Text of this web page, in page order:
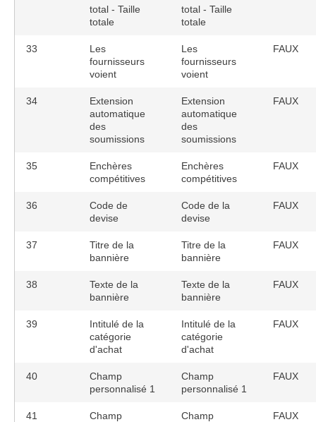
total - Taille
totale
total - Taille
totale
33
Les
fournisseurs
voient
Les
fournisseurs
voient
FAUX
34
Extension
automatique
des
soumissions
Extension
automatique
des
soumissions
FAUX
35
Enchères
compétitives
Enchères
compétitives
FAUX
36
Code de
devise
Code de la
devise
FAUX
37
Titre de la
bannière
Titre de la
bannière
FAUX
38
Texte de la
bannière
Texte de la
bannière
FAUX
39
Intitulé de la
catégorie
d'achat
Intitulé de la
catégorie
d'achat
FAUX
40
Champ
personnalisé 1
Champ
personnalisé 1
FAUX
41
Champ
Champ
FAUX